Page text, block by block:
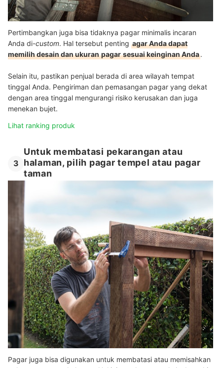
Pertimbangkan juga bisa tidaknya pagar minimalis incaran
Anda di-custom. Hal tersebut penting agar Anda dapat
memilih desain dan ukuran pagar sesuai keinginan Anda.
Selain itu, pastikan penjual berada di area wilayah tempat
tinggal Anda. Pengiriman dan pemasangan pagar yang dekat
dengan area tinggal mengurangi risiko kerusakan dan juga
menekan bujet.
Lihat ranking produk
3
Untuk membatasi pekarangan atau
halaman, pilih pagar tempel atau pagar
taman
Pagar juga bisa digunakan untuk membatasi atau memisahkan